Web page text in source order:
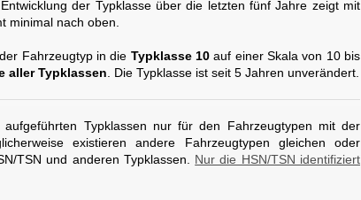
Entwicklung der Typklasse über die letzten fünf Jahre zeigt mit
minimal nach oben.
Fahrzeugtyp in die Typklasse 10 auf einer Skala von 10 bis
aller Typklassen. Die Typklasse ist seit 5 Jahren unverändert.
Typklassen nur für den Fahrzeugtypen mit der
existieren andere Fahrzeugtypen gleichen oder
TSN und anderen Typklassen. Nur die HSN/TSN identifiziert